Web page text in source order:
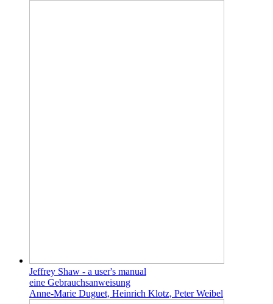
Jeffrey Shaw - a user's manual
eine Gebrauchsanweisung
Anne-Marie Duguet, Heinrich Klotz, Peter Weibel